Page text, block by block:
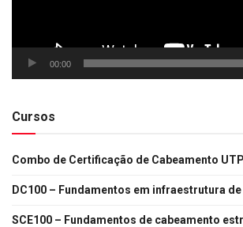
00:00
Cursos
Combo de Certificação de Cabeamento UTP
DC100 – Fundamentos em infraestrutura
SCE100 – Fundamentos de cabeamento